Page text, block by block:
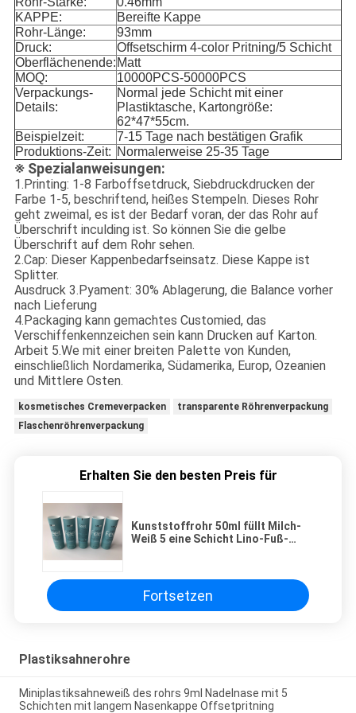
KAPPE:
Bereifte Kappe
Rohr-Länge:
93mm
Druck:
Offsetschirm 4-color Pritning/5 Schicht
Oberflächenende: Matt
MOQ:
10000PCS-50000PCS
Verpackungs-
Details:
Normal jede Schicht mit einer
Plastiktasche, Kartongröße:
62*47*55cm.
Beispielzeit:
7-15 Tage nach bestätigen Grafik
Produktions-Zeit: Normalerweise 25-35 Tage
※ Spezialanweisungen:
1.Printing: 1-8 Farboffsetdruck, Siebdruckdrucken der
Farbe 1-5, beschriftend, heißes Stempeln. Dieses Rohr
geht zweimal, es ist der Bedarf voran, der das Rohr auf
Überschrift inculding ist. So können Sie die gelbe
Überschrift auf dem Rohr sehen.
2.Cap: Dieser Kappenbedarfseinsatz. Diese Kappe ist
Splitter.
Ausdruck 3.Pyament: 30% Ablagerung, die Balance vorher
nach Lieferung
4.Packaging kann gemachtes Customied, das
Verschiffenkennzeichen sein kann Drucken auf Karton.
Arbeit 5.We mit einer breiten Palette von Kunden,
einschließlich Nordamerika, Südamerika, Europ, Ozeanien
und Mittlere Osten.
kosmetisches Cremeverpacken
transparente Röhrenverpackung
Flaschenröhrenverpackung
Erhalten Sie den besten Preis für
Kunststoffrohr 50ml füllt Milch-
Weiß 5 eine Schicht Lino-Fuß-
Fortsetzen
Plastiksahnerohre
Miniplastiksahneweiß des rohrs 9ml Nadelnase mit 5
Schichten mit langem Nasenkappe Offsetpritning